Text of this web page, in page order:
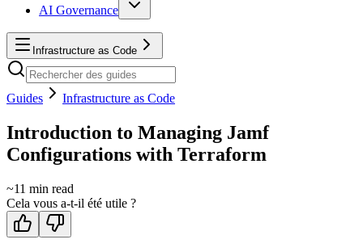
AI Governance
Infrastructure as Code
Guides Infrastructure as Code
Introduction to Managing Jamf
Configurations with Terraform
~11 min read
Cela vous a-t-il été utile ?